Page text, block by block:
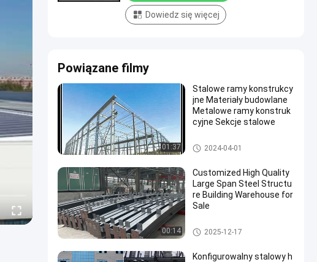
Dowiedz się więcej
Powiązane filmy
01:37
Stalowe ramy konstrukcy
jne Materiały budowlane
Metalowe ramy konstruk
cyjne Sekcje stalowe
Materiał konstrukcyjny ze stali
2024-04-01
00:14
Customized High Quality
Large Span Steel Structu
re Building Warehouse for
Sale
Magazyn Konstrukcji Stalowy
ch
2025-12-17
Konfigurowalny stalowy h